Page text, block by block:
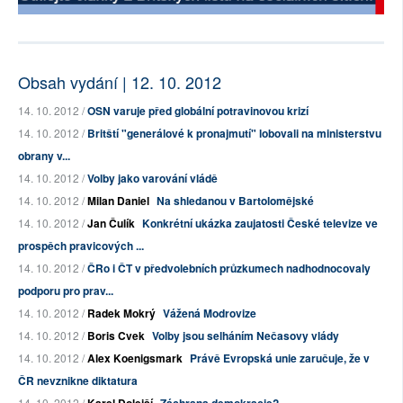
Obsah vydání | 12. 10. 2012
14. 10. 2012 /OSN varuje před globální potravinovou krizí
14. 10. 2012 /Britští "generálové k pronajmutí" lobovali na ministerstvu
obrany v...
14. 10. 2012 /Volby jako varování vládě
14. 10. 2012 /Milan Daniel Na shledanou v Bartolomějské
14. 10. 2012 /Jan Čulík Konkrétní ukázka zaujatosti České televize ve
prospěch pravicových ...
14. 10. 2012 /ČRo i ČT v předvolebních průzkumech nadhodnocovaly
podporu pro prav...
14. 10. 2012 /Radek Mokrý Vážená Modrovize
14. 10. 2012 /Boris Cvek Volby jsou selháním Nečasovy vlády
14. 10. 2012 /Alex Koenigsmark Právě Evropská unie zaručuje, že v
ČR nevznikne diktatura